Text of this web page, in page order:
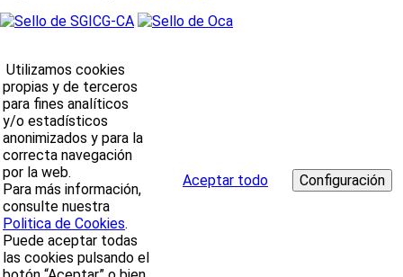
Utilizamos cookies
propias y de terceros
para fines analíticos
y/o estadísticos
anonimizados y para la
correcta navegación
por la web.
Para más información,
consulte nuestra
Politica de Cookies.
Puede aceptar todas
las cookies pulsando el
Aceptar todo